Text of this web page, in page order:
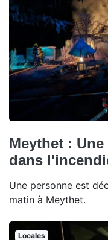
Meythet :
dans
Une personne est
matin à Meythet.
Locales